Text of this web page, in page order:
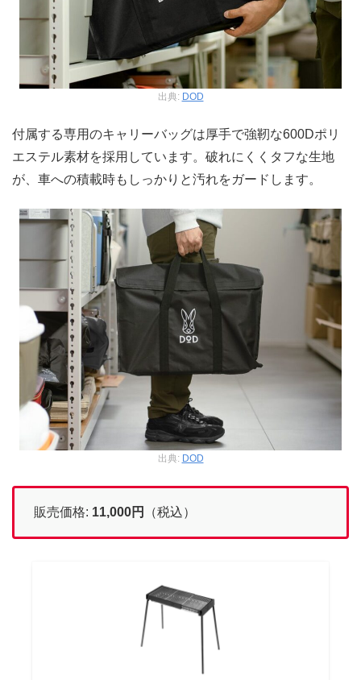
出典: DOD
付属する専用のキャリーバッグは厚手で強靭な600Dポリ
エステル素材を採用しています。破れにくくタフな生地
が、車への積載時もしっかりと汚れをガードします。
出典: DOD
販売価格: 11,000円 （税込）